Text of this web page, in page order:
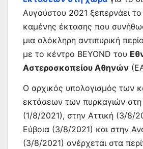
Αυγούστου 2021 ξεπερνάει
καμένης έκτασης που
μια ολόκληρη αντιπυρική
με το κέντρο BEYOND του
Αστεροσκοπείου Αθηνών
Ο αρχικός υπολογισμός των
εκτάσεων των πυρκαγιών
(1/8/2021), στην Αττική (3/8/
Εύβοια (3/8/2021) και στην
(3/8/2021) ανέρχεται στα